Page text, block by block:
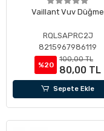
Vaillant Vuv Düğme
RQLSAPRC2J
8215967986119
%20
100,00 TL
80,00 TL
Sepete Ekle